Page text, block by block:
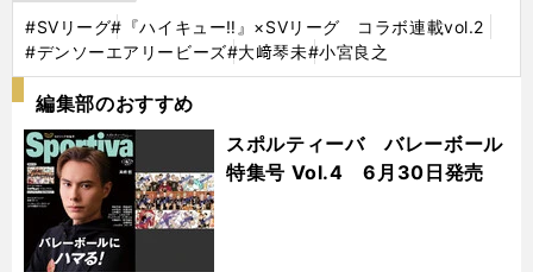
#SVリーグ#『ハイキュー‼』×SVリーグ コラボ連載vol.2
#デンソーエアリービーズ#大﨑琴未#小宮良之
編集部のおすすめ
スポルティーバ バレーボール
特集号 Vol.4 6月30日発売